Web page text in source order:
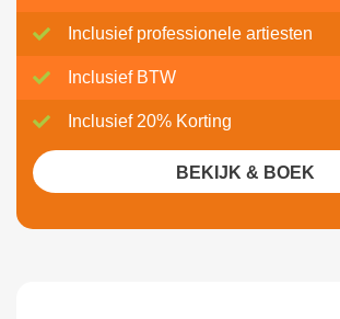
Inclusief professionele artiesten
Inclusief BTW
Inclusief 20% Korting
BEKIJK & BOEK